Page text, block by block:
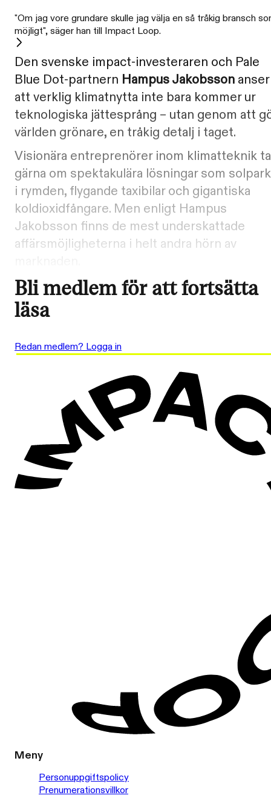
"Om jag vore grundare skulle jag välja en så tråkig bransch
möjligt", säger han till Impact Loop.
Den svenske impact-investeraren och Pale
Blue Dot-partnern Hampus Jakobsson anser
att verklig klimatnytta inte bara kommer ur
teknologiska jättesprång – utan genom att
världen grönare, en tråkig detalj i taget.
Visionära entreprenörer inom klimatteknik
gärna om spektakulära lösningar som
i rymden, flygande taxibilar och gigantiska
koldioxidfångare. Men enligt Hampus
Jakobsson finns de mest underskattade
affärsmöjligheterna i helt andra hörn av
Bli medlem för att fortsätta
läsa
Redan medlem? Logga in
Meny
Personuppgiftspolicy
Prenumerationsvillkor